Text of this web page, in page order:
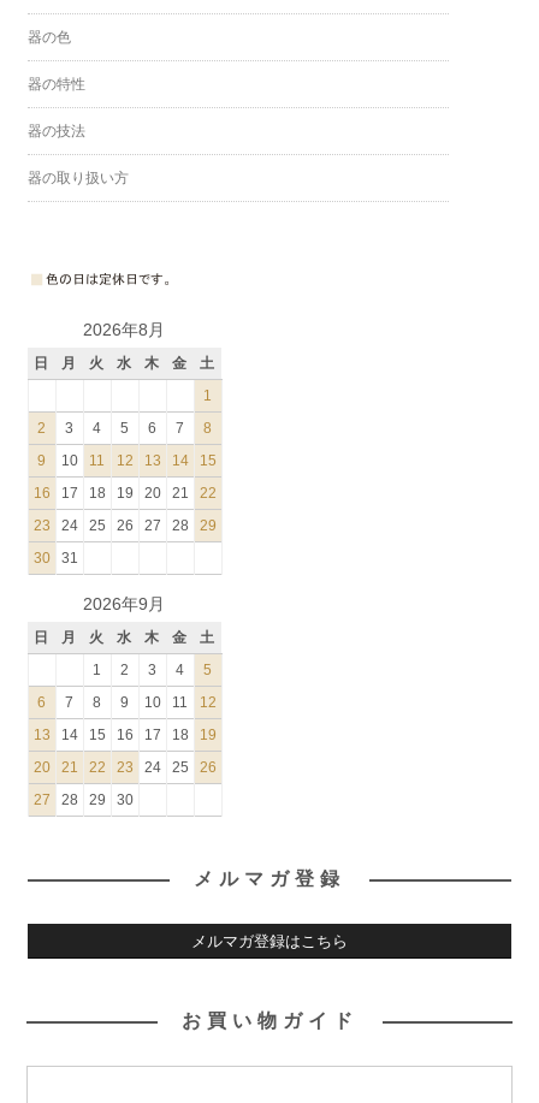
器の色
器の特性
器の技法
器の取り扱い方
2026年8月
日 月 火 水 木 金
土
1
2
3 4 5 6 7
8
9
10 11 12 13 14
15
16
17 18 19 20 21
22
23
24 25 26 27 28
29
30
31
2026年9月
日 月 火 水 木 金
土
1
2 3 4
5
6
7 8 9 10 11
12
13
14 15 16 17 18
19
20
21 22 23 24 25
26
27
28 29 30
メルマガ登録
メルマガ登録はこちら
お買い物ガイド